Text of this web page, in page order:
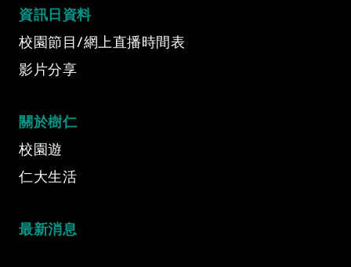
Video category
資訊日資料
校園節目/網上直播時間表
影片分享
關於樹仁
校園遊
仁大生活
最新消息